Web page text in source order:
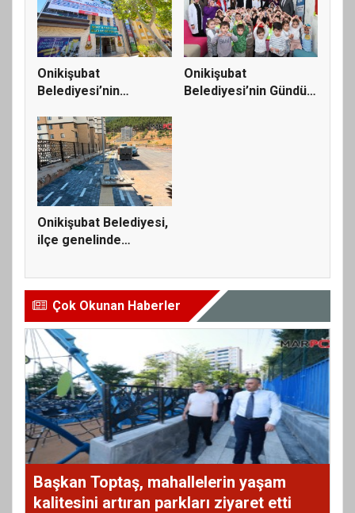
Onikişubat
Belediyesi’nin
Onikişubat
Belediyesi’nin Gündüz
Onikişubat Belediyesi,
ilçe genelinde
Çok Okunan Haberler
Başkan Toptaş, mahallelerin yaşam
kalitesini artıran parkları ziyaret etti